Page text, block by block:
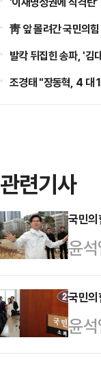
靑 앞 몰려간 국민의
발칵 뒤집힌 송파, '김
조경태 "장동혁, 4 대
관련기사
국민
윤
도
출
선
'조
국민
윤
출